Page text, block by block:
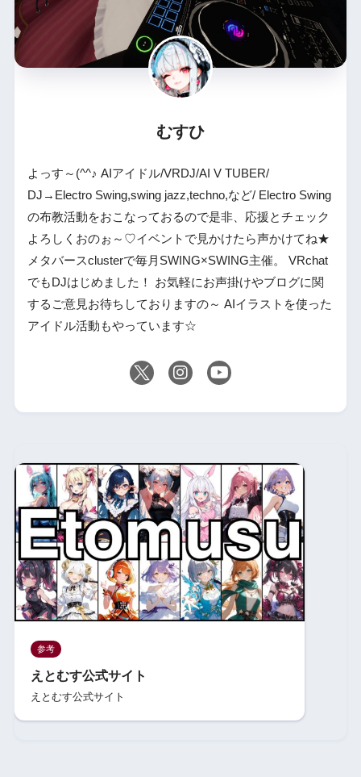
むすひ
よっす～(^^♪ AIアイドル/VRDJ/AI V TUBER/
DJ→Electro Swing,swing jazz,techno,など/ Electro Swing
の布教活動をおこなっておるので是非、応援とチェック
よろしくおのぉ～♡イベントで見かけたら声かけてね★
メタバースclusterで毎月SWING×SWING主催。 VRchat
でもDJはじめました！ お気軽にお声掛けやブログに関
するご意見お待ちしておりますの～ AIイラストを使った
アイドル活動もやっています☆
参考
えとむす公式サイト
えとむす公式サイト